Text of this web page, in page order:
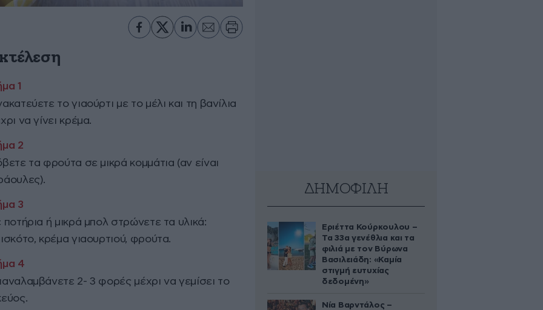
το γιαούρτι με το μέλι και τη βανίλια
να γίνει κρέμα.
τα φρούτα σε μικρά κομμάτια (αν είναι
ποτήρια ή μικρά μπολ στρώνετε τα υλικά:
κρέμα γιαουρτιού, φρούτα.
2- 3 φορές μέχρι να γεμίσει το
ΔΗΜΟΦΙΛΗ
Εριέττα Κούρκουλου –
Τα 33α γενέθλια και τα
φιλιά με τον Βύρωνα
Βασιλειάδη: «Καμία
στιγμή ευτυχίας
δεδομένη»
Νία Βαρντάλος –